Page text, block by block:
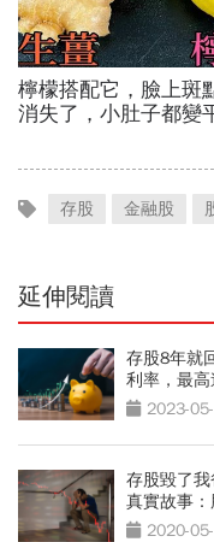
存股 金融股
延伸閱讀
存股8年就
利率，最
2023-
存股毀了
真實故事
2020-